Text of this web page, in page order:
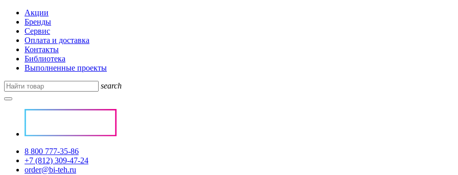
Акции
Бренды
Сервис
Оплата и доставка
Контакты
Библиотека
Выполненные проекты
search
8 800 777-35-86
+7 (812) 309-47-24
order@bi-teh.ru